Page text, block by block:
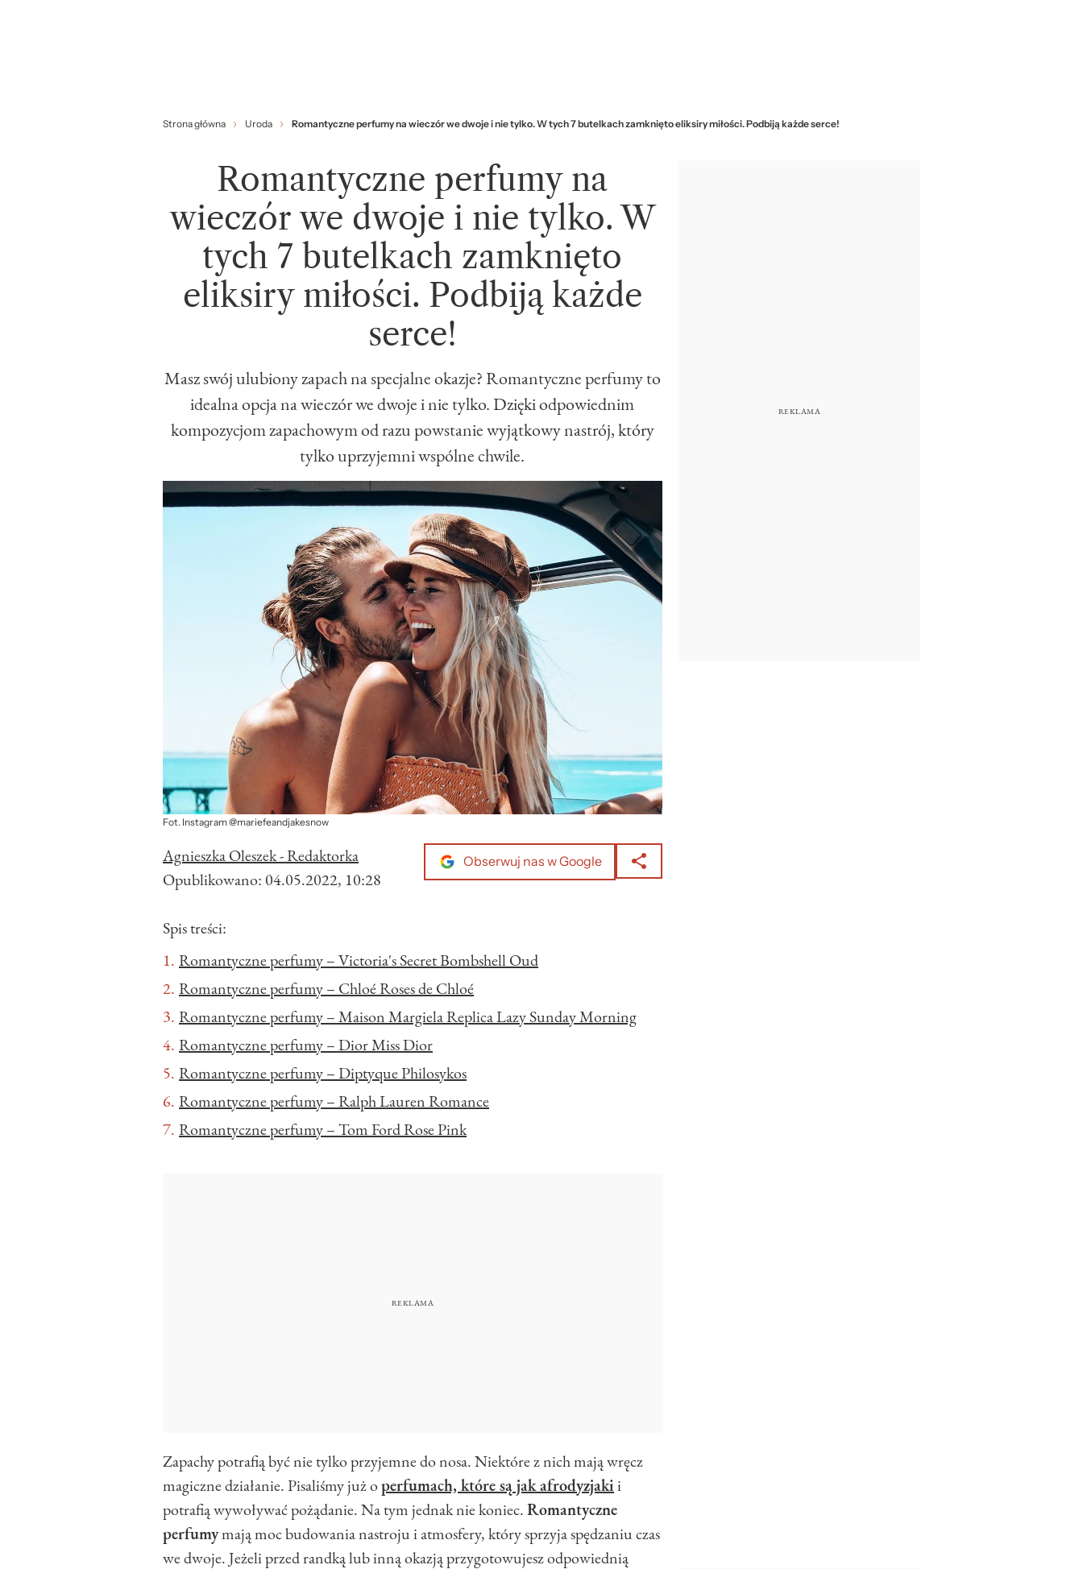
Strona główna Uroda Romantyczne perfumy na wieczór we dwoje i nie tylko. W tych 7 butelkach zamknięto eliksiry miłości. Podbiją każde serce!
Romantyczne perfumy na
wieczór we dwoje i nie tylko. W
tych 7 butelkach zamknięto
eliksiry miłości. Podbiją każde
serce!
Masz swój ulubiony zapach na specjalne okazje? Romantyczne perfumy to
idealna opcja na wieczór we dwoje i nie tylko. Dzięki odpowiednim
kompozycjom zapachowym od razu powstanie wyjątkowy nastrój, który
tylko uprzyjemni wspólne chwile.
Fot. Instagram @mariefeandjakesnow
Agnieszka Oleszek - Redaktorka
Opublikowano: 04.05.2022, 10:28
Obserwuj nas w Google
Spis treści:
Romantyczne perfumy – Victoria's Secret Bombshell Oud
Romantyczne perfumy – Chloé Roses de Chloé
Romantyczne perfumy – Maison Margiela Replica Lazy Sunday Morning
Romantyczne perfumy – Dior Miss Dior
Romantyczne perfumy – Diptyque Philosykos
Romantyczne perfumy – Ralph Lauren Romance
Romantyczne perfumy – Tom Ford Rose Pink
Zapachy potrafią być nie tylko przyjemne do nosa. Niektóre z nich mają wręcz
magiczne działanie. Pisaliśmy już operfumach, które są jak afrodyzjakii
potrafią wywoływać pożądanie. Na tym jednak nie koniec.Romantyczne
perfumymają moc budowania nastroju i atmosfery, który sprzyja spędzaniu czas
we dwoje. Jeżeli przed randką lub inną okazją przygotowujesz odpowiednią